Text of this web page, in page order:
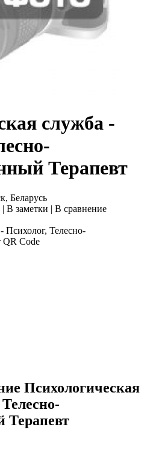
служба -
Терапевт
Беларусь
| В заметки | В сравнение
Психологическая
Терапевт